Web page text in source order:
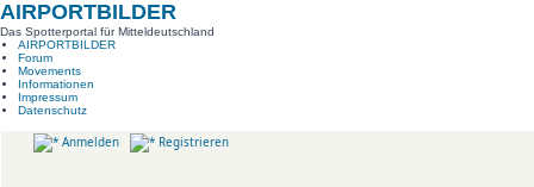
AIRPORTBILDER
Das Spotterportal für Mitteldeutschland
AIRPORTBILDER
Forum
Movements
Informationen
Impressum
Datenschutz
Anmelden Registrieren